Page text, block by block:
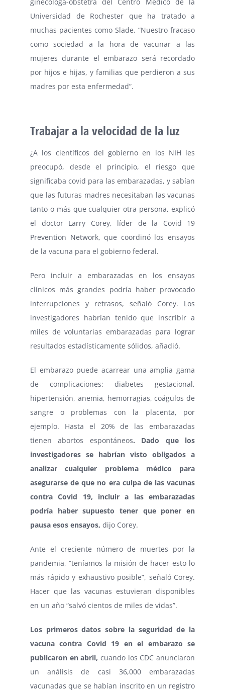
Universidad de Rochester que ha tratado a
muchas pacientes como Slade. “Nuestro fracaso
como sociedad a la hora de vacunar a las
mujeres durante el embarazo será recordado
por hijos e hijas, y familias que perdieron a sus
madres por esta enfermedad”.
Trabajar a la velocidad de la luz
¿A los científicos del gobierno en los NIH les
preocupó, desde el principio, el riesgo que
significaba covid para las embarazadas, y sabían
que las futuras madres necesitaban las vacunas
tanto o más que cualquier otra persona, explicó
el doctor Larry Corey, líder de la Covid 19
Prevention Network, que coordinó los ensayos
de la vacuna para el gobierno federal.
Pero incluir a embarazadas en los ensayos
clínicos más grandes podría haber provocado
interrupciones y retrasos, señaló Corey. Los
investigadores habrían tenido que inscribir a
miles de voluntarias embarazadas para lograr
resultados estadísticamente sólidos, añadió.
El embarazo puede acarrear una amplia gama
de complicaciones: diabetes gestacional,
hipertensión, anemia, hemorragias, coágulos de
sangre o problemas con la placenta, por
ejemplo. Hasta el 20% de las embarazadas
tienen abortos espontáneos. Dado que los
investigadores se habrían visto obligados a
analizar cualquier problema médico para
asegurarse de que no era culpa de las vacunas
contra Covid 19, incluir a las embarazadas
podría haber supuesto tener que poner en
pausa esos ensayos, dijo Corey.
Ante el creciente número de muertes por la
pandemia, “teníamos la misión de hacer esto lo
más rápido y exhaustivo posible”, señaló Corey.
Hacer que las vacunas estuvieran disponibles
en un año “salvó cientos de miles de vidas”.
Los primeros datos sobre la seguridad de la
vacuna contra Covid 19 en el embarazo se
publicaron en abril, cuando los CDC anunciaron
un análisis de casi 36,000 embarazadas
vacunadas que se habían inscrito en un registro